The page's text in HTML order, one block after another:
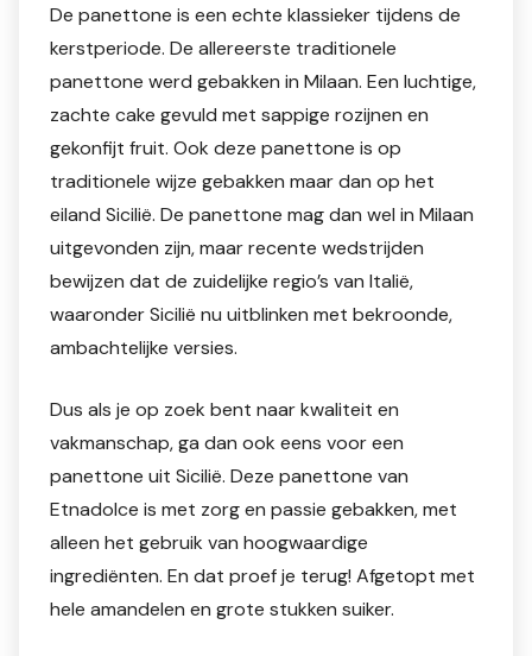
De panettone is een echte klassieker tijdens de
kerstperiode. De allereerste traditionele
panettone werd gebakken in Milaan. Een luchtige,
zachte cake gevuld met sappige rozijnen en
gekonfijt fruit. Ook deze panettone is op
traditionele wijze gebakken maar dan op het
eiland Sicilië. De panettone mag dan wel in Milaan
uitgevonden zijn, maar recente wedstrijden
bewijzen dat de zuidelijke regio’s van Italië,
waaronder Sicilië nu uitblinken met bekroonde,
ambachtelijke versies.
Dus als je op zoek bent naar kwaliteit en
vakmanschap, ga dan ook eens voor een
panettone uit Sicilië. Deze panettone van
Etnadolce is met zorg en passie gebakken, met
alleen het gebruik van hoogwaardige
ingrediënten. En dat proef je terug! Afgetopt met
hele amandelen en grote stukken suiker.